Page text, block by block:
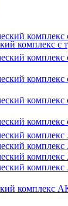
комплекс
комплекс